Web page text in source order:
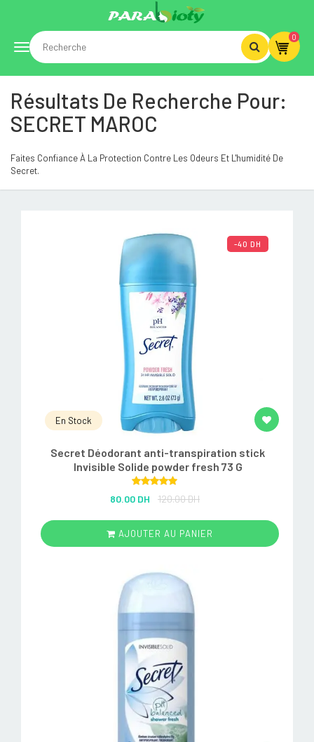
Toggle
navigation
0
Résultats De Recherche Pour:
SECRET MAROC
Faites Confiance À La Protection Contre Les Odeurs Et L'humidité De
Secret.
-40 DH
En Stock
Secret Déodorant anti-transpiration stick
Invisible Solide powder fresh 73 G
out of 5
80.00 DH 120.00 DH
AJOUTER AU PANIER